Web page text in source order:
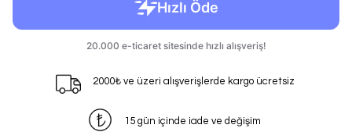
2000₺ ve üzeri alışverişlerde kargo ücretsiz
15 gün içinde iade ve değişim